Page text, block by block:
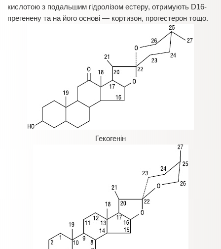
кислотою з подальшим гідролізом естеру, отримують D16-
прегенену та на його основі — кортизон, прогестерон тощо.
Гекогенін